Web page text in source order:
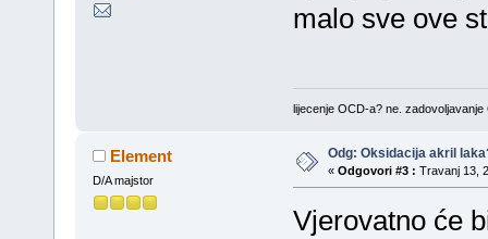
malo sve ove
lijecenje OCD-a? ne. zadovoljavanje
Element
D/A majstor
Odg: Oksidacija akril
« Odgovori #3 : Travanj 13,
Vjerovatno će